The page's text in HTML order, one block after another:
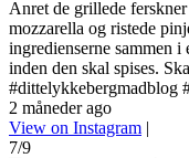
Anret de grillede
mozzarella og ristede
ingredienserne sammen
inden den skal spises.
#dittelykkebergmadblog
2 måneder ago
View on Instagram |
7/9